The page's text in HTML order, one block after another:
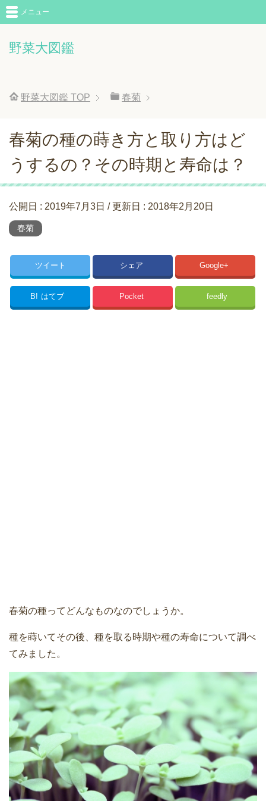
野菜大図鑑
メニュー
野菜大図鑑 TOP 春菊
春菊の種の蒔き方と取り方はど
うするの？その時期と寿命は？
公開日 : 2019年7月3日 / 更新日 : 2018年2月20日
春菊
ツイート シェア Google+
B! はてブ Pocket feedly
春菊の種ってどんなものなのでしょうか。
種を蒔いてその後、種を取る時期や種の寿命について調べ
てみました。